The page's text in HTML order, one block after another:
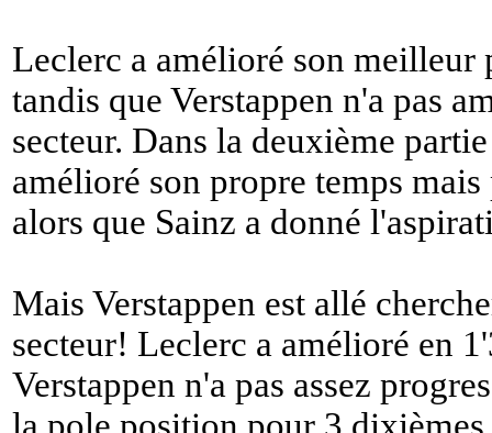
Leclerc a amélioré son meilleur
tandis que Verstappen n'a pas
secteur. Dans la deuxième
amélioré son propre temps
alors que Sainz a donné
Mais Verstappen est allé
secteur! Leclerc a amélioré en
Verstappen n'a pas assez